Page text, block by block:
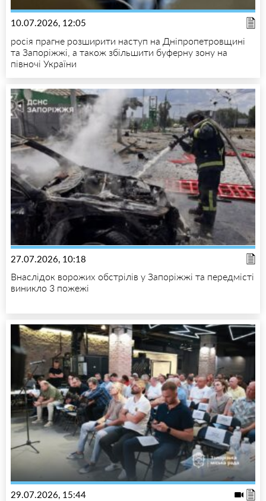
10.07.2026, 12:05
росія прагне розширити наступ на Дніпропетровщині
та Запоріжжі, а також збільшити буферну зону на
півночі України
27.07.2026, 10:18
Внаслідок ворожих обстрілів у Запоріжжі та передмісті
виникло 3 пожежі
29.07.2026, 15:44